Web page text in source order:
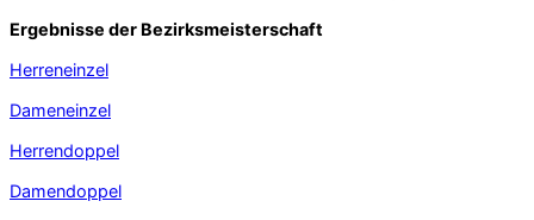
Ergebnisse der Bezirksmeisterschaft
Herreneinzel
Dameneinzel
Herrendoppel
Damendoppel